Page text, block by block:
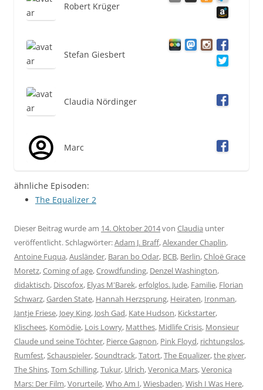
Robert Krüger
Stefan Giesbert
Claudia Nördinger
Marc
ähnliche Episoden:
The Equalizer 2
Dieser Beitrag wurde am 14. Oktober 2014von Claudia unter
veröffentlicht. Schlagwörter:Adam J. Braff,Alexander Chaplin,
Antoine Fuqua,Ausländer, Baran bo Odar, BCB, Berlin,Chloë Grace
Moretz,Coming of age,Crowdfunding, Denzel Washington,
didaktisch, Discofox, Elyas M'Barek,erfolglos. Jude, Familie, Florian
Schwarz,Garden State, Hannah Herzsprung, Heiraten, Ironman,
Jantje Friese, Joey King, Josh Gad, Kate Hudson, Kickstarter,
Klischees, Komödie, Lois Lowry, Matthes, Midlife Crisis, Monsieur
Claude und seine Töchter, Pierce Gagnon, Pink Floyd, richtungslos,
Rumfest,Schauspieler,Soundtrack,Tatort,The Equalizer,the giver,
The Shins,Tom Schilling,Tukur, Ulrich,Veronica Mars,Veronica
Mars: Der Film,Vorurteile,Who Am I,Wiesbaden,Wish I Was Here,